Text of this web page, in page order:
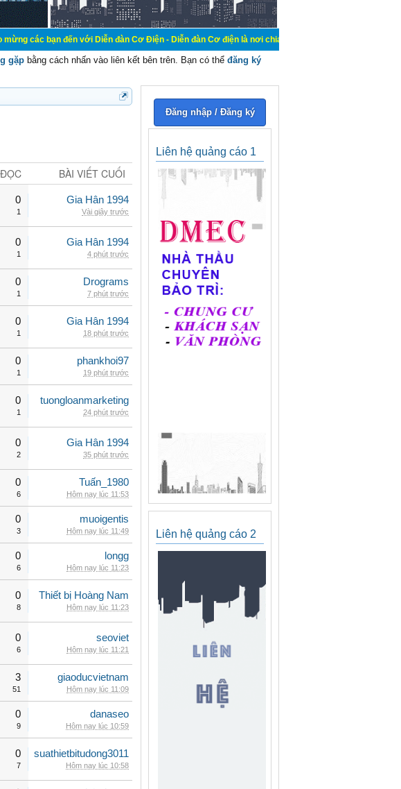
đến với Diễn đàn Cơ Điện - Diễn đàn Cơ điện là nơi chia sẽ kiến thức kinh nghiệm trong lãnh
gặp bằng cách nhấn vào liên kết bên trên. Bạn có thể đăng ký
ĐỌC BÀI VIẾT CUỐI
0
1
Gia Hân 1994
Vài giây trước
0
1
Gia Hân 1994
4 phút trước
0
1
Drograms
7 phút trước
0
1
Gia Hân 1994
18 phút trước
0
1
phankhoi97
19 phút trước
0
1
tuongloanmarketing
24 phút trước
0
2
Gia Hân 1994
35 phút trước
0
6
Tuấn_1980
Hôm nay lúc 11:53
0
3
muoigentis
Hôm nay lúc 11:49
0
6
longg
Hôm nay lúc 11:23
0
8
Thiết bị Hoàng Nam
Hôm nay lúc 11:23
0
6
seoviet
Hôm nay lúc 11:21
3
51
giaoducvietnam
Hôm nay lúc 11:09
0
9
danaseo
Hôm nay lúc 10:59
0
7
suathietbitudong3011
Hôm nay lúc 10:58
Đăng nhập / Đăng ký
Liên hệ quảng cáo 1
Liên hệ quảng cáo 2